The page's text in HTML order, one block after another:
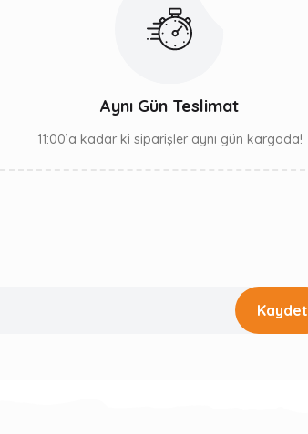
Aynı Gün Teslimat
11:00’a kadar ki siparişler aynı gün kargoda!
Kaydet